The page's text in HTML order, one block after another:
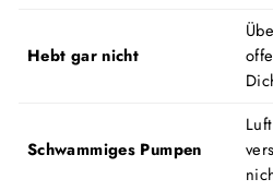
Hebt gar nicht
Schwammiges Pumpen